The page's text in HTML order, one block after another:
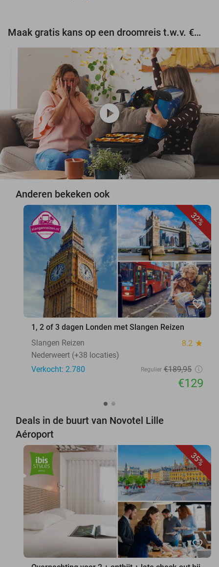
Maak gratis kans op een droomreis t.w.v. €3.000!
play_circle
Anderen bekeken ook
32%
favorite_border
1, 2 of 3 dagen Londen met Slangen Reizen
Slangen Reizen
8.2 star
Nederweert (+38 locaties)
Verkocht: 2.780
Regulier €189,95
€129
Deals in de buurt van Novotel Lille
Aéroport
35%
favorite_border